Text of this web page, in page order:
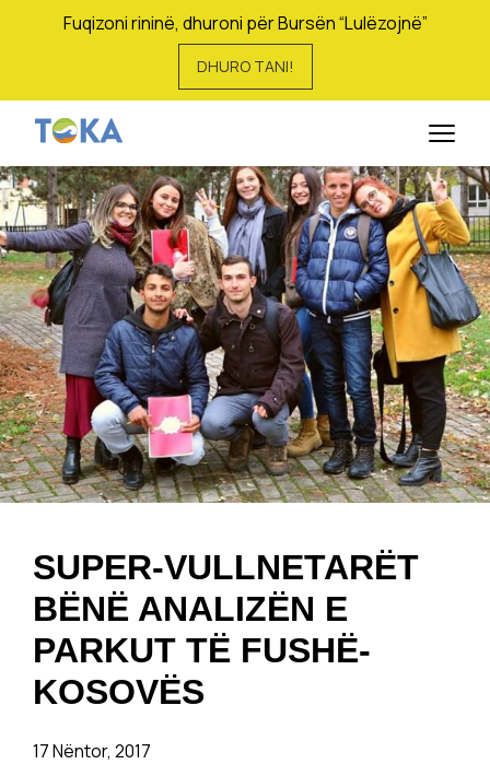
Fuqizoni rininë, dhuroni për Bursën “Lulëzojnë”
DHURO TANI!
SUPER-VULLNETARËT
BËNË ANALIZËN E
PARKUT TË FUSHË-
KOSOVËS
17 Nëntor, 2017